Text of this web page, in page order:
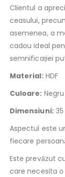
Clientul a
ceasului,
asemenea, a
cadou ideal
semnificației
Material:HDF
Culoare: Negru
Dimensiuni:35
Aspectul este
fiecare
Este prevăzut
care necesita